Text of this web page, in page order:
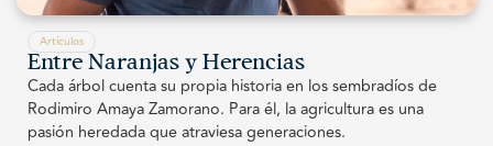
Artículos
Entre Naranjas y Herencias
Cada árbol cuenta su propia historia en los sembradíos de
Rodimiro Amaya Zamorano. Para él, la agricultura es una
pasión heredada que atraviesa generaciones.